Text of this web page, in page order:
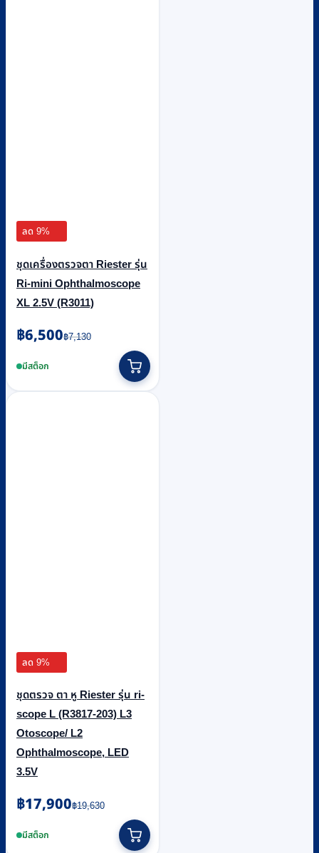
ลด 9%
ชุดเครื่องตรวจตา Riester รุ่น
Ri-mini Ophthalmoscope
XL 2.5V (R3011)
฿7,130
Original
price
was:
฿6,500
Current
price
is:มีสต็อก
ลด 9%
ชุดตรวจ ตา หู Riester รุ่น ri-
scope L (R3817-203) L3
Otoscope/ L2
Ophthalmoscope, LED
3.5V
฿19,630
Original
price
was:
฿17,900
Current
price
is:มีสต็อก